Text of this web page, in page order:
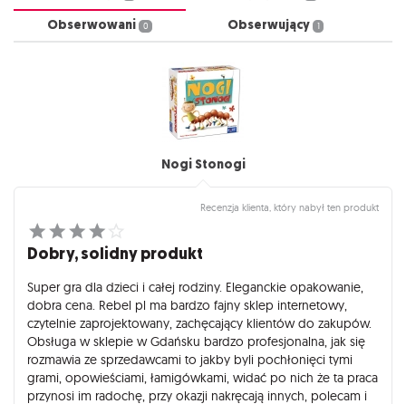
Obserwowani 0 Obserwujący 1
Nogi Stonogi
Recenzja klienta, który nabył ten produkt
Dobry, solidny produkt
Super gra dla dzieci i całej rodziny. Eleganckie opakowanie,
dobra cena. Rebel pl ma bardzo fajny sklep internetowy,
czytelnie zaprojektowany, zachęcający klientów do zakupów.
Obsługa w sklepie w Gdańsku bardzo profesjonalna, jak się
rozmawia ze sprzedawcami to jakby byli pochłonięci tymi
grami, opowieściami, łamigówkami, widać po nich że ta praca
przynosi im radochę, przy okazji nakręcają innych, polecam i